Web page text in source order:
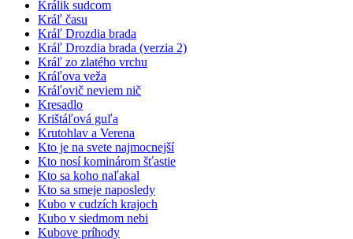
Králik sudcom
Kráľ času
Kráľ Drozdia brada
Kráľ Drozdia brada (verzia 2)
Kráľ zo zlatého vrchu
Kráľova veža
Kráľovič neviem nič
Kresadlo
Krištáľová guľa
Krutohlav a Verena
Kto je na svete najmocnejší
Kto nosí kominárom šťastie
Kto sa koho naľakal
Kto sa smeje naposledy
Kubo v cudzích krajoch
Kubo v siedmom nebi
Kubove príhody